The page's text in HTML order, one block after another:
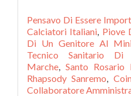
Pensavo Di Essere
Calciatori Italiani, Piove
Di Un Genitore Al
Tecnico Sanitario Di
Marche, Santo
Rhapsody Sanremo,
Collaboratore